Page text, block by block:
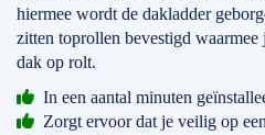
hiermee wordt de dakladder
zitten toprollen bevestigd waarmee
dak op rolt.
In een aantal minuten
Zorgt ervoor dat je veilig op